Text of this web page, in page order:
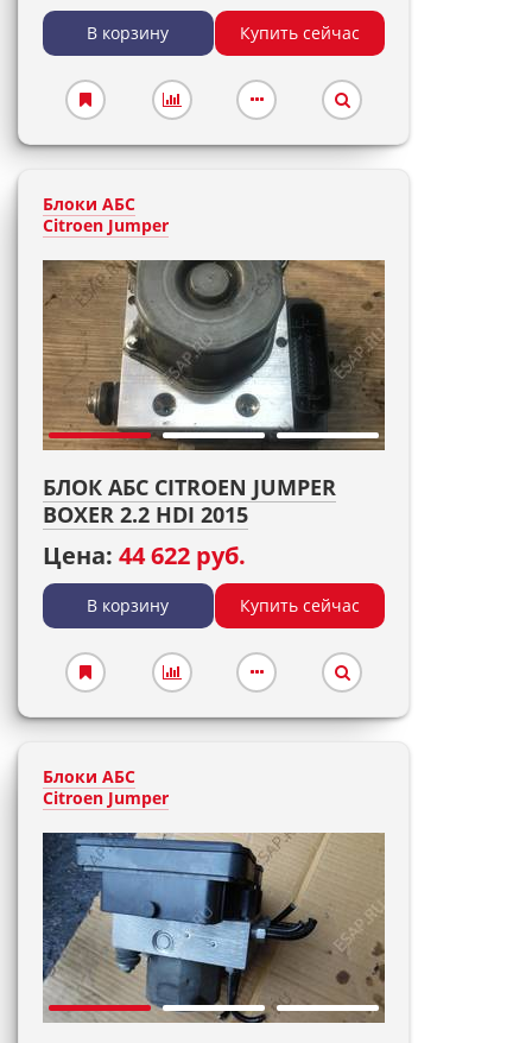
В корзину Купить сейчас
Блоки АБС
Citroen Jumper
БЛОК АБС CITROEN JUMPER
BOXER 2.2 HDI 2015
Цена: 44 622 руб.
В корзину Купить сейчас
Блоки АБС
Citroen Jumper